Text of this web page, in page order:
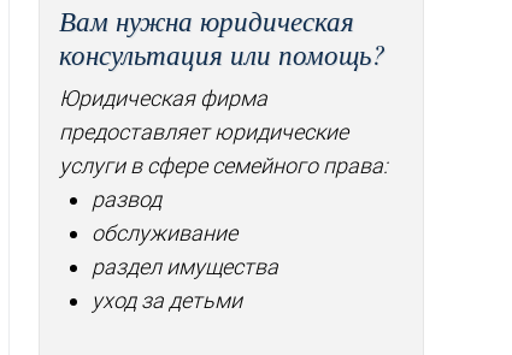
Вам нужна юридическая
консультация или помощь?
Юридическая фирма
предоставляет юридические
услуги в сфере семейного права:
развод
обслуживание
раздел имущества
уход за детьми